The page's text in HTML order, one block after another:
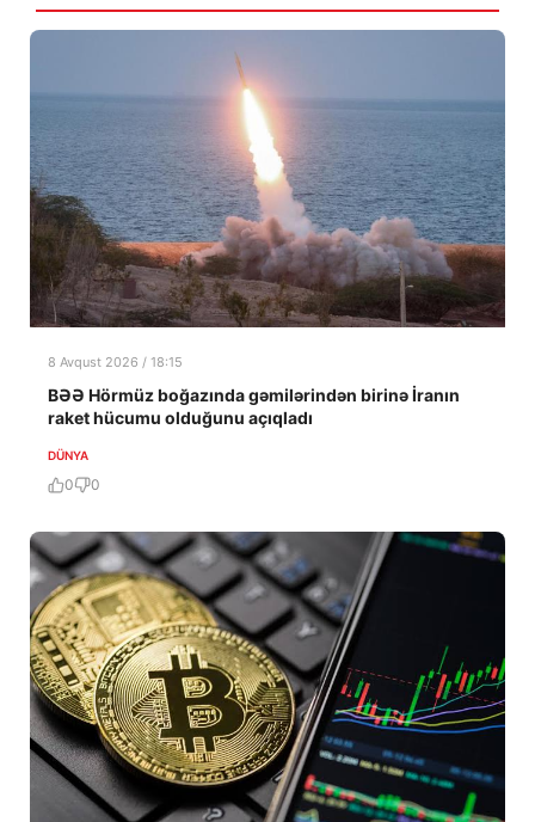
8 Avqust 2026 / 18:15
BƏƏ Hörmüz boğazında gəmilərindən birinə İranın
raket hücumu olduğunu açıqladı
DÜNYA
0 0